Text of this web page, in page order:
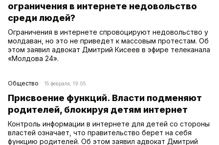
ограничения в интернете недовольство
среди людей?
Ограничения в интернете спровоцируют недовольство у
молдаван, но это не приведет к массовым протестам. Об
этом заявил адвокат Дмитрий Кисеев в эфире телеканала
«Молдова 24».
Общество 15 февраля, 19:05
Присвоение функций. Власти подменяют
родителей, блокируя детям интернет
Контроль информации в интернете для детей со стороны
властей означает, что правительство берет на себя
функцию родителей. Об этом заявил адвокат Дмитрий